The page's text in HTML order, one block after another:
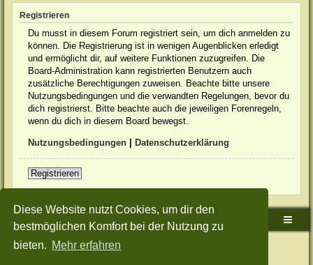
Diese Website nutzt Cookies, um dir den
bestmöglichen Komfort bei der Nutzung zu
bieten. Mehr erfahren
Registrieren
Du musst in diesem Forum registriert sein, um dich anmelden zu
können. Die Registrierung ist in wenigen Augenblicken erledigt
und ermöglicht dir, auf weitere Funktionen zuzugreifen. Die
Board-Administration kann registrierten Benutzern auch
zusätzliche Berechtigungen zuweisen. Beachte bitte unsere
Nutzungsbedingungen und die verwandten Regelungen, bevor du
dich registrierst. Bitte beachte auch die jeweiligen Forenregeln,
wenn du dich in diesem Board bewegst.
Nutzungsbedingungen Datenschutzerklärung
Registrieren
Sudden-Strike-Maps.de Hauptseite Foren-Übersicht
Powered byphpBB® Forum Software © phpBB Limited